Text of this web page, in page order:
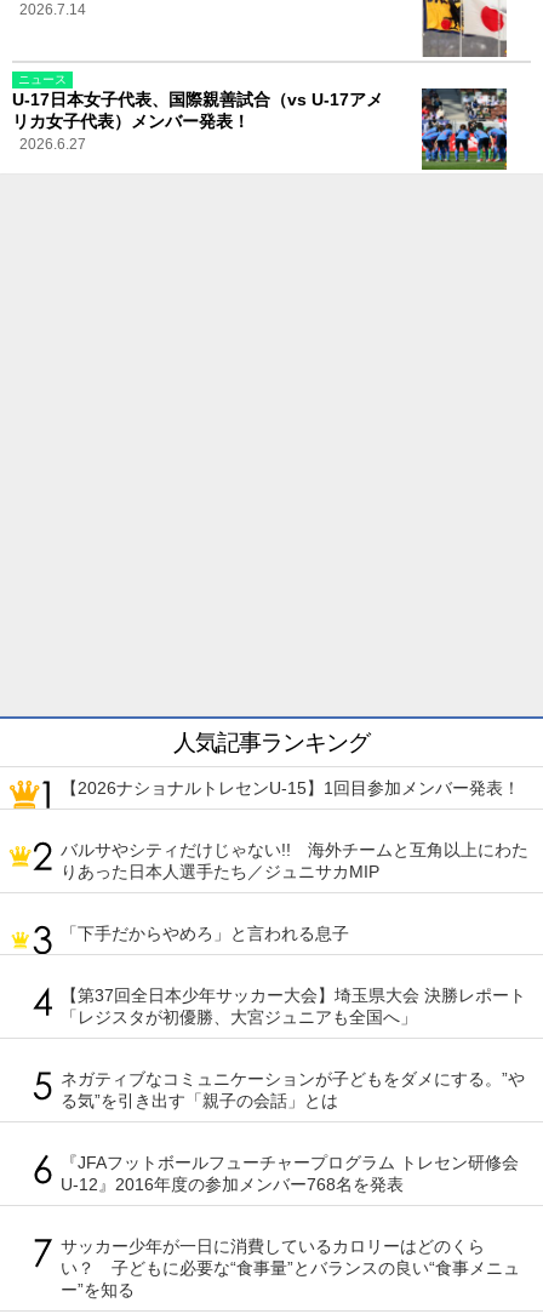
2026.7.14
ニュース
U-17日本女子代表、国際親善試合（vs U-17アメ
リカ女子代表）メンバー発表！
2026.6.27
人気記事ランキング
【2026ナショナルトレセンU-15】1回目参加メンバー発表！
バルサやシティだけじゃない!! 海外チームと互角以上にわた
りあった日本人選手たち／ジュニサカMIP
「下手だからやめろ」と言われる息子
【第37回全日本少年サッカー大会】埼玉県大会 決勝レポート
「レジスタが初優勝、大宮ジュニアも全国へ」
ネガティブなコミュニケーションが子どもをダメにする。”や
る気”を引き出す「親子の会話」とは
『JFAフットボールフューチャープログラム トレセン研修会
U-12』2016年度の参加メンバー768名を発表
サッカー少年が一日に消費しているカロリーはどのくら
い？ 子どもに必要な“食事量”とバランスの良い“食事メニュ
ー”を知る